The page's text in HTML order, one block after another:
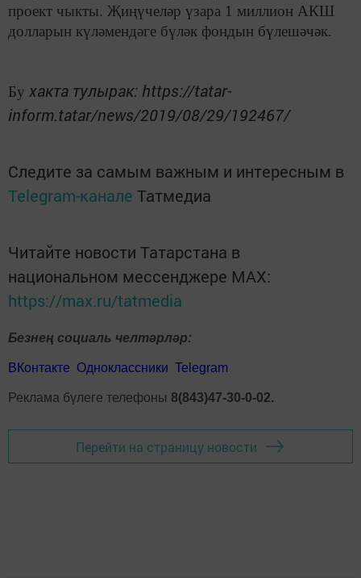
проект чыкты. Җиңүчеләр үзара 1 миллион АКШ
долларын күләмендәге бүләк фондын бүлешәчәк.
Бу хакта тулырак: https://tatar-
inform.tatar/news/2019/08/29/192467/
Следите за самым важным и интересным в
Telegram-канале Татмедиа
Читайте новости Татарстана в
национальном мессенджере MАХ:
https://max.ru/tatmedia
Безнең социаль челтәрләр:
ВКонтакте Одноклассники Telegram
Реклама бүлеге телефоны 8(843)47-30-0-02.
Перейти на страницу новости